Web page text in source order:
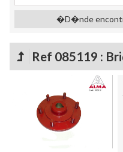
�D�nde
Ref 085119 :